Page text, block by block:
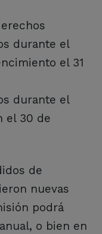
durante el
el 31
durante el
el 30 de
de
nuevas
podrá
o bien en